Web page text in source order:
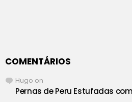
COMENTÁRIOS
Hugo on
Pernas de Peru Estufadas